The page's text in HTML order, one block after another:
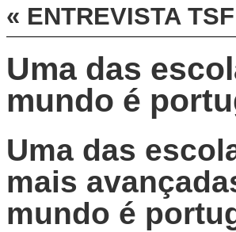
« ENTREVISTA TSF
Uma das
mundo é
Uma das
mais
mundo é